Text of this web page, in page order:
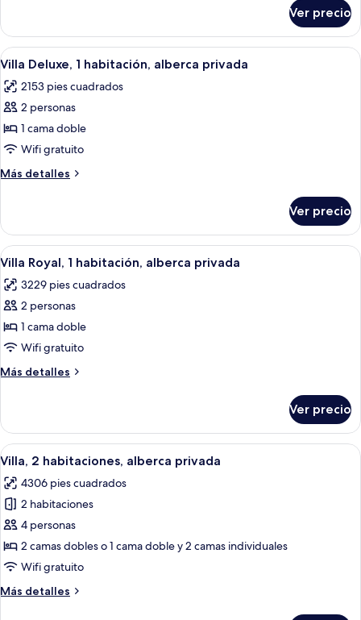
privada
1
habitación,
alberca
Ver precio
Abrir
todas
las
fotos
de
Villa
Deluxe,
1
alberca
privada
Un área de piscina con sillones de
9
Villa Deluxe, 1 habitación, alberca privada
2153 pies cuadrados
2 personas
1 cama doble
Wifi gratuito
Más detalles
Más
Deluxe,
habitación,
privada
Ver precio
Abrir
todas
las
fotos
de
Villa
Royal,
1
alberca
privada
Un dormitorio amplio con una cama
17
Villa Royal, 1 habitación, alberca privada
3229 pies cuadrados
2 personas
1 cama doble
Wifi gratuito
Más detalles
Más
Royal,
habitación,
privada
Ver precio
Abrir
todas
las
fotos
de
Villa,
2
alberca
Zona de piscina con sillas de
9
Villa, 2 habitaciones, alberca privada
4306 pies cuadrados
2 habitaciones
4 personas
2 camas dobles o 1 cama doble y 2 camas individuales
Wifi gratuito
Más detalles
Más